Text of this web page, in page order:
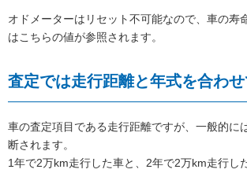
オドメーターはリセット不可能なので、車の寿
はこちらの値が参照されます。
査定では走行距離と年式を合わ
車の査定項目である走行距離ですが、一般的に
断されます。
1年で2万km走行した車と、2年で2万km走行し